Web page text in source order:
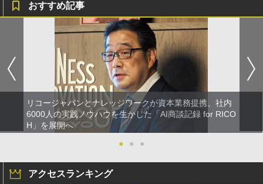
おすすめ記事
リコージャパンとナレッジワークが資本業務提携、社内
6000人の実践ノウハウを生かした「AI商談記録 for RICO
H」を展開へ
●
● ●
アクセスランキング